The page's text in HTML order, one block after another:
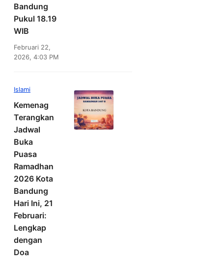
Bandung
Pukul 18.19
WIB
Februari 22,
2026, 4:03 PM
Islami
Kemenag
Terangkan
Jadwal
Buka
Puasa
Ramadhan
2026 Kota
Bandung
Hari Ini, 21
Februari:
Lengkap
dengan
Doa